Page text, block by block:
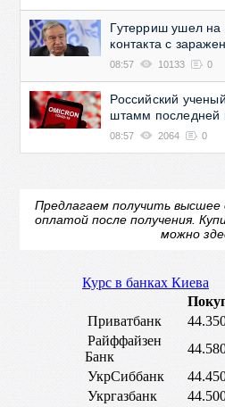
Гутерриш ушел
контакта с
08:57 10133 0
Российский
штамм последней
08:57 2064 0
Предлагаем получить высшее
оплатой после получения.
можно